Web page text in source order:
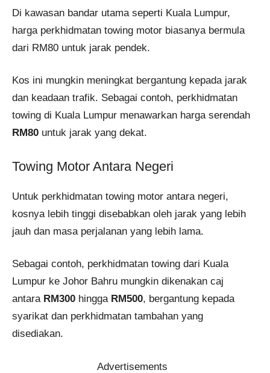
Di kawasan bandar utama seperti Kuala Lumpur,
harga perkhidmatan towing motor biasanya bermula
dari RM80 untuk jarak pendek.
Kos ini mungkin meningkat bergantung kepada jarak
dan keadaan trafik. Sebagai contoh, perkhidmatan
towing di Kuala Lumpur menawarkan harga serendah
RM80 untuk jarak yang dekat.
Towing Motor Antara Negeri
Untuk perkhidmatan towing motor antara negeri,
kosnya lebih tinggi disebabkan oleh jarak yang lebih
jauh dan masa perjalanan yang lebih lama.
Sebagai contoh, perkhidmatan towing dari Kuala
Lumpur ke Johor Bahru mungkin dikenakan caj
antara RM300 hingga RM500, bergantung kepada
syarikat dan perkhidmatan tambahan yang
disediakan.
Advertisements